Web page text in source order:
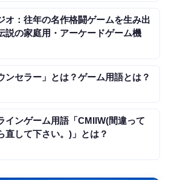
オ：往年の名作格闘ゲームを生み出
説の家庭用・アーケードゲーム機
ンセラー」とは？ゲーム用語とは？
インゲーム用語「CMIIW(間違って
直して下さい。)」とは？